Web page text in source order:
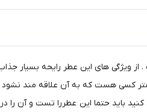
شده است . از ویژگی های این عطر
کسی هست که به آن علاقه مند
حتما این عطررا تست و آن را در